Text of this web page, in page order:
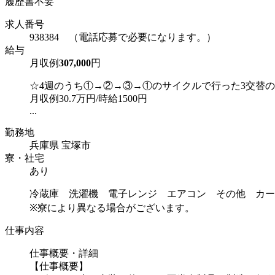
求人番号
938384 （電話応募で必要になります。）
給与
月収例307,000円
☆4週のうち①→②→③→①のサイクルで行った3交替の
月収例30.7万円/時給1500円
...
勤務地
兵庫県 宝塚市
寮・社宅
あり
冷蔵庫 洗濯機 電子レンジ エアコン その他 カー
※寮により異なる場合がございます。
仕事内容
仕事概要・詳細
【仕事概要】